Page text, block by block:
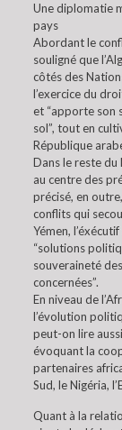
Une diplomatie
pays
Abordant le
souligné que
côtés des
l’exercice du
et “apporte son
sol”, tout en
République
Dans le reste du
au centre des
précisé, en
conflits qui
Yémen,
“solutions
souveraineté
concernées”.
En niveau de
l’évolution
peut-on lire
évoquant la
partenaires
Sud, le Nigéria,
Quant à la